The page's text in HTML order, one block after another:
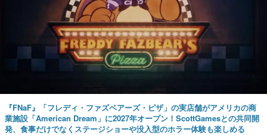
『FNaF』「フレディ・ファズベアーズ・ピザ」の実店舗がアメリカの商
業施設「American Dream」に2027年オープン！ScottGamesとの共同開
発、食事だけでなくステージショーや没入型のホラー体験も楽しめる